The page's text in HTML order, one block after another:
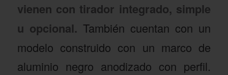
vienen con tirador integrado, simple
u opcional. También cuentan con un
modelo construido con un marco de
aluminio negro anodizado con perfil.